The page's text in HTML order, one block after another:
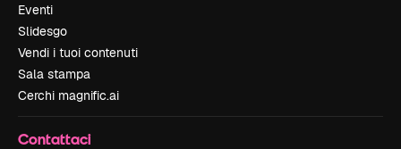
Eventi
Slidesgo
Vendi i tuoi contenuti
Sala stampa
Cerchi magnific.ai
Contattaci